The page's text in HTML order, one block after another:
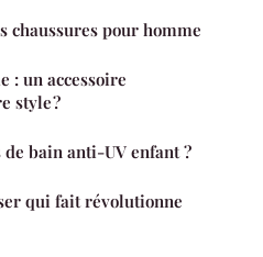
chaussures pour homme
: un accessoire
style ?
bain anti-UV enfant ?
qui fait révolutionne